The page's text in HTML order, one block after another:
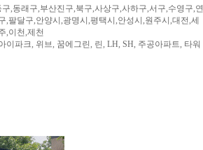
,동래구,부산진구,북구,사상구,사하구,서구,수영구,연
팔달구,안양시,광명시,평택시,안성시,원주시,대전,세
,이천,제천
파크, 위브, 꿈에그린, 린, LH, SH, 주공아파트, 타워